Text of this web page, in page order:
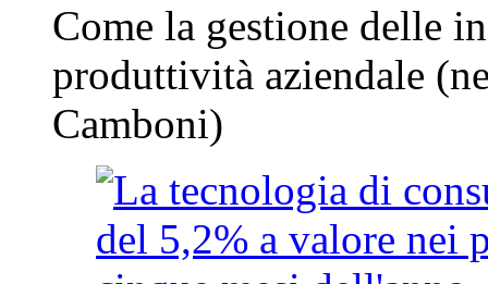
Come la gestione delle
produttività aziendale
Camboni)